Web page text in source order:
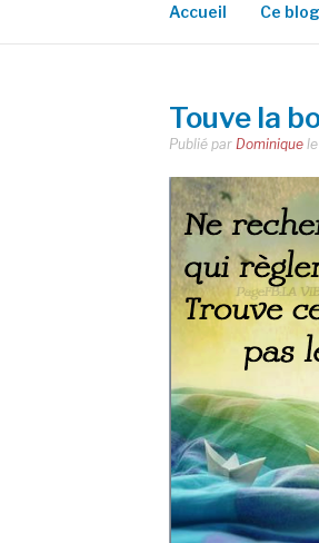
Accueil Ce blog
Touve la
Publié par Dominique le